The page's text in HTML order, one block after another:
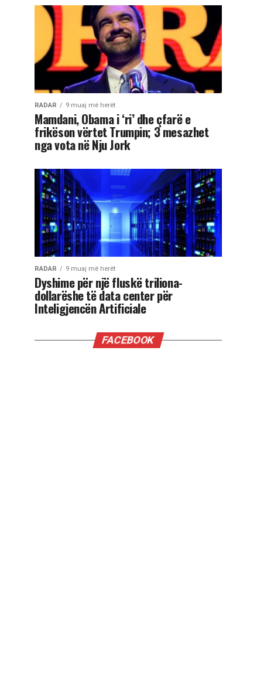
RADAR 9 muaj më herët
Mamdani, Obama i ‘ri’ dhe çfarë e
frikëson vërtet Trumpin; 3 mesazhet
nga vota në Nju Jork
RADAR 9 muaj më herët
Dyshime për një fluskë triliona-
dollarëshe të data center për
Inteligjencën Artificiale
FACEBOOK